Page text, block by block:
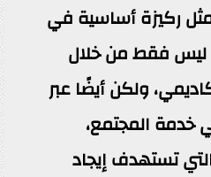
ركيزة أساسية في
ليس فقط من خلال
ولكن أيضًا عبر
خدمة المجتمع،
تستهدف إيجاد